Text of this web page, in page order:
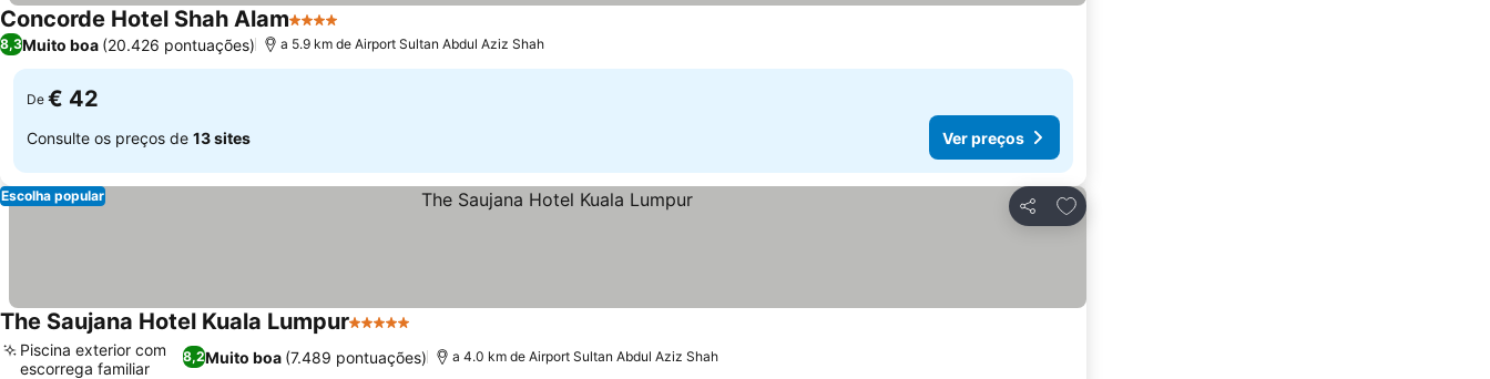
Concorde Hotel Shah Alam4 Estrelas
8,3Muito boa (20.426 pontuações) a 5.9 km de Airport Sultan Abdul Aziz Shah
De € 42
Consulte os preços de 13 sites Ver preços
Partilhar
Adicionar aos favoritos
Escolha popular
The Saujana Hotel Kuala Lumpur5 Estrelas
8,2Muito boa (7.489 pontuações)
Piscina exterior com
escorrega familiar
a 4.0 km de Airport Sultan Abdul Aziz Shah